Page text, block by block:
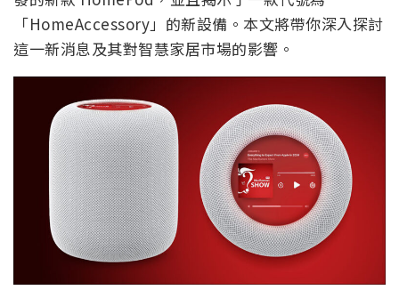
「HomeAccessory」的新設備。本文將帶你深入探討
這一新消息及其對智慧家居市場的影響。